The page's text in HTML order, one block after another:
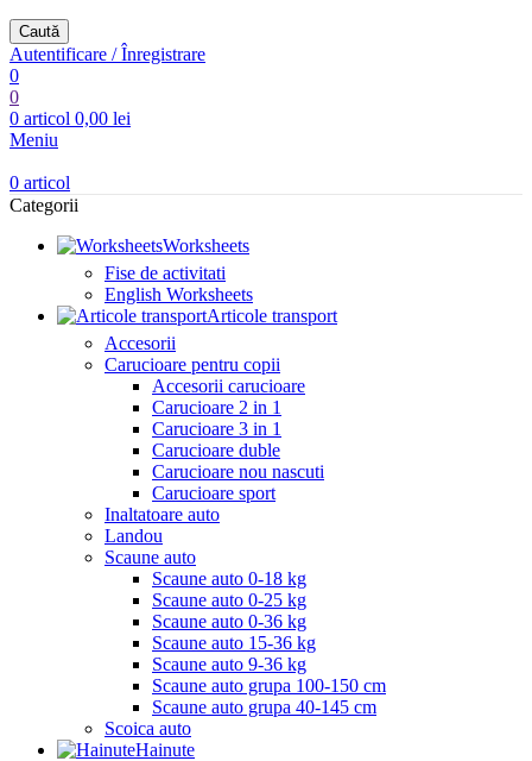
Caută
Autentificare / Înregistrare
0
0
0 articol 0,00 lei
Meniu
0 articol
Categorii
Worksheets
Fise de activitati
English Worksheets
Articole transport
Accesorii
Carucioare pentru copii
Accesorii carucioare
Carucioare 2 in 1
Carucioare 3 in 1
Carucioare duble
Carucioare nou nascuti
Carucioare sport
Inaltatoare auto
Landou
Scaune auto
Scaune auto 0-18 kg
Scaune auto 0-25 kg
Scaune auto 0-36 kg
Scaune auto 15-36 kg
Scaune auto 9-36 kg
Scaune auto grupa 100-150 cm
Scaune auto grupa 40-145 cm
Scoica auto
Hainute